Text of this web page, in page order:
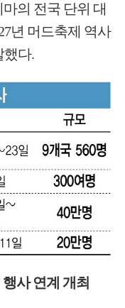
의 전국 단위 대
년 머드축제 역사
했다.
사 연계 개최